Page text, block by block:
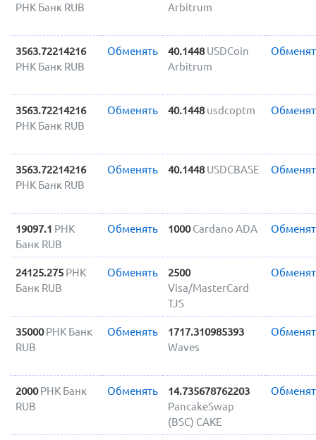
РНК Банк RUB
Arbitrum
3563.72214216
РНК Банк RUB
Обменять 40.1448 USDCoin
Arbitrum
3563.72214216
РНК Банк RUB
Обменять 40.1448 usdcoptm
3563.72214216
РНК Банк RUB
Обменять 40.1448 USDCBASE
19097.1 РНК
Банк RUB
Обменять 1000 Cardano ADA
24125.275 РНК
Банк RUB
Обменять
2500
Visa/MasterCard
TJS
35000 РНК Банк
RUB
Обменять
1717.310985393
Waves
2000 РНК Банк
RUB
Обменять
14.735678762203
PancakeSwap
(BSC) CAKE